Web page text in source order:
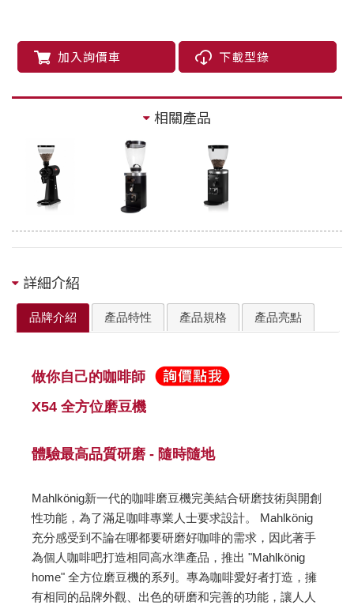
加入詢價車 下載型錄
相關產品
詳細介紹
品牌介紹 產品特性 產品規格 產品亮點
做你自己的咖啡師
X54 全方位磨豆機
體驗最高品質研磨 - 隨時隨地
Mahlkönig新一代的咖啡磨豆機完美結合研磨技術與開創
性功能，為了滿足咖啡專業人士要求設計。 Mahlkönig
充分感受到不論在哪都要研磨好咖啡的需求，因此著手
為個人咖啡吧打造相同高水準產品，推出 "Mahlkönig
home" 全方位磨豆機的系列。專為咖啡愛好者打造，擁
有相同的品牌外觀、出色的研磨和完善的功能，讓人人